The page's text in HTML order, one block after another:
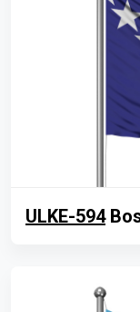
ULKE-594